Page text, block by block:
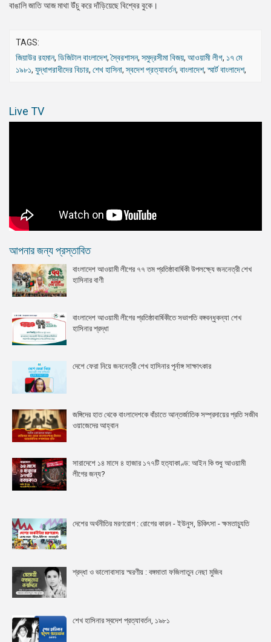
বাঙালি জাতি আজ মাথা উঁচু করে দাঁড়িয়েছে বিশ্বের বুকে।
TAGS:
জিয়াউর রহমান, ডিজিটাল বাংলাদেশ,স্বৈরশাসন, সমুদ্রসীমা বিজয়, আওয়ামী লীগ, ১৭ মে
১৯৮১, যুদ্ধাপরাধীদের বিচার, শেখ হাসিনা,স্বদেশ প্রত্যাবর্তন, বাংলাদেশ,স্মার্ট বাংলাদেশ,
Live TV
আপনার জন্য প্রস্তাবিত
বাংলাদেশ আওয়ামী লীগের ৭৭ তম প্রতিষ্ঠাবার্ষিকী উপলক্ষ্যে জননেত্রী শেখ
হাসিনার বাণী
বাংলাদেশ আওয়ামী লীগের প্রতিষ্ঠাবার্ষিকীতে সভাপতি বঙ্গবন্ধুকন্যা শেখ
হাসিনার শ্রদ্ধা
দেশে ফেরা নিয়ে জননেত্রী শেখ হাসিনার পূর্নাঙ্গ সাক্ষাৎকার
জঙ্গিদের হাত থেকে বাংলাদেশকে বাঁচাতে আন্তর্জাতিক সম্প্রদায়ের প্রতি সজীব
ওয়াজেদের আহ্বান
সারাদেশে ১৪ মাসে ৪ হাজার ১৭৭টি হত্যাকাণ্ড: আইন কি শুধু আওয়ামী
লীগের জন্য?
দেশের অর্থনীতির মরণরোগ : রোগের কারন - ইউনুস, চিকিৎসা - ক্ষমতাচ্যুতি
শ্রদ্ধা ও ভালোবাসায় স্মরণীয় : বঙ্গমাতা ফজিলাতুন নেছা মুজিব
শেখ হাসিনার স্বদেশ প্রত্যাবর্তন, ১৯৮১